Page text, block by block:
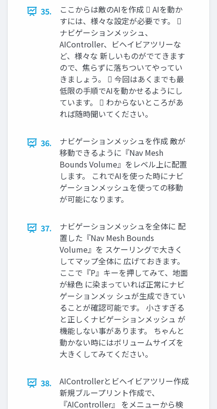
35.
ここからは敵のAIを作成  AIを動か
すには、様々な設定が必要です。 
ナビゲーションメッシュ、
AIController、ビヘイビアツリーな
ど、様々な 新しいものがでてきます
ので、焦らずに落ちついてやってい
きましょう。  今回はあくまでも最
低限の手順でAIを動かせるようにし
ています。  わからないところがあ
れば随時聞いてください。
36.
ナビゲーションメッシュを作成 敵が
移動できるように『Nav Mesh
Bounds Volume』をレベル上に配置
します。 これでAIを使った時にナビ
ゲーションメッシュを使っての移動
が可能になります。
37.
ナビゲーションメッシュを全体に 配
置した『Nav Mesh Bounds
Volume』を スケーリングで大きく
してマップ全体に 広げておきます。
ここで『P』キーを押してみて、地面
が緑色 に染まっていれば正常にナビ
ゲーションメッ シュが生成できてい
ることが確認可能です。 小さすぎる
と正しくナビゲーションメッシュ が
機能しない事があります。 ちゃんと
動かない時にはボリュームサイズを
大きくしてみてください。
38.
AIControllerとビヘイビアツリー作成
新規ブループリント作成で、
『AIController』 をメニューから検